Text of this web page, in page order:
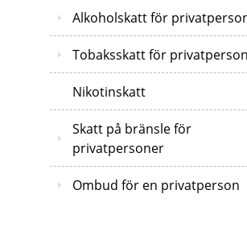
Alkoholskatt för
Tobaksskatt för
Nikotinskatt
Skatt på bränsle för
privatpersoner
Ombud för en privatperson